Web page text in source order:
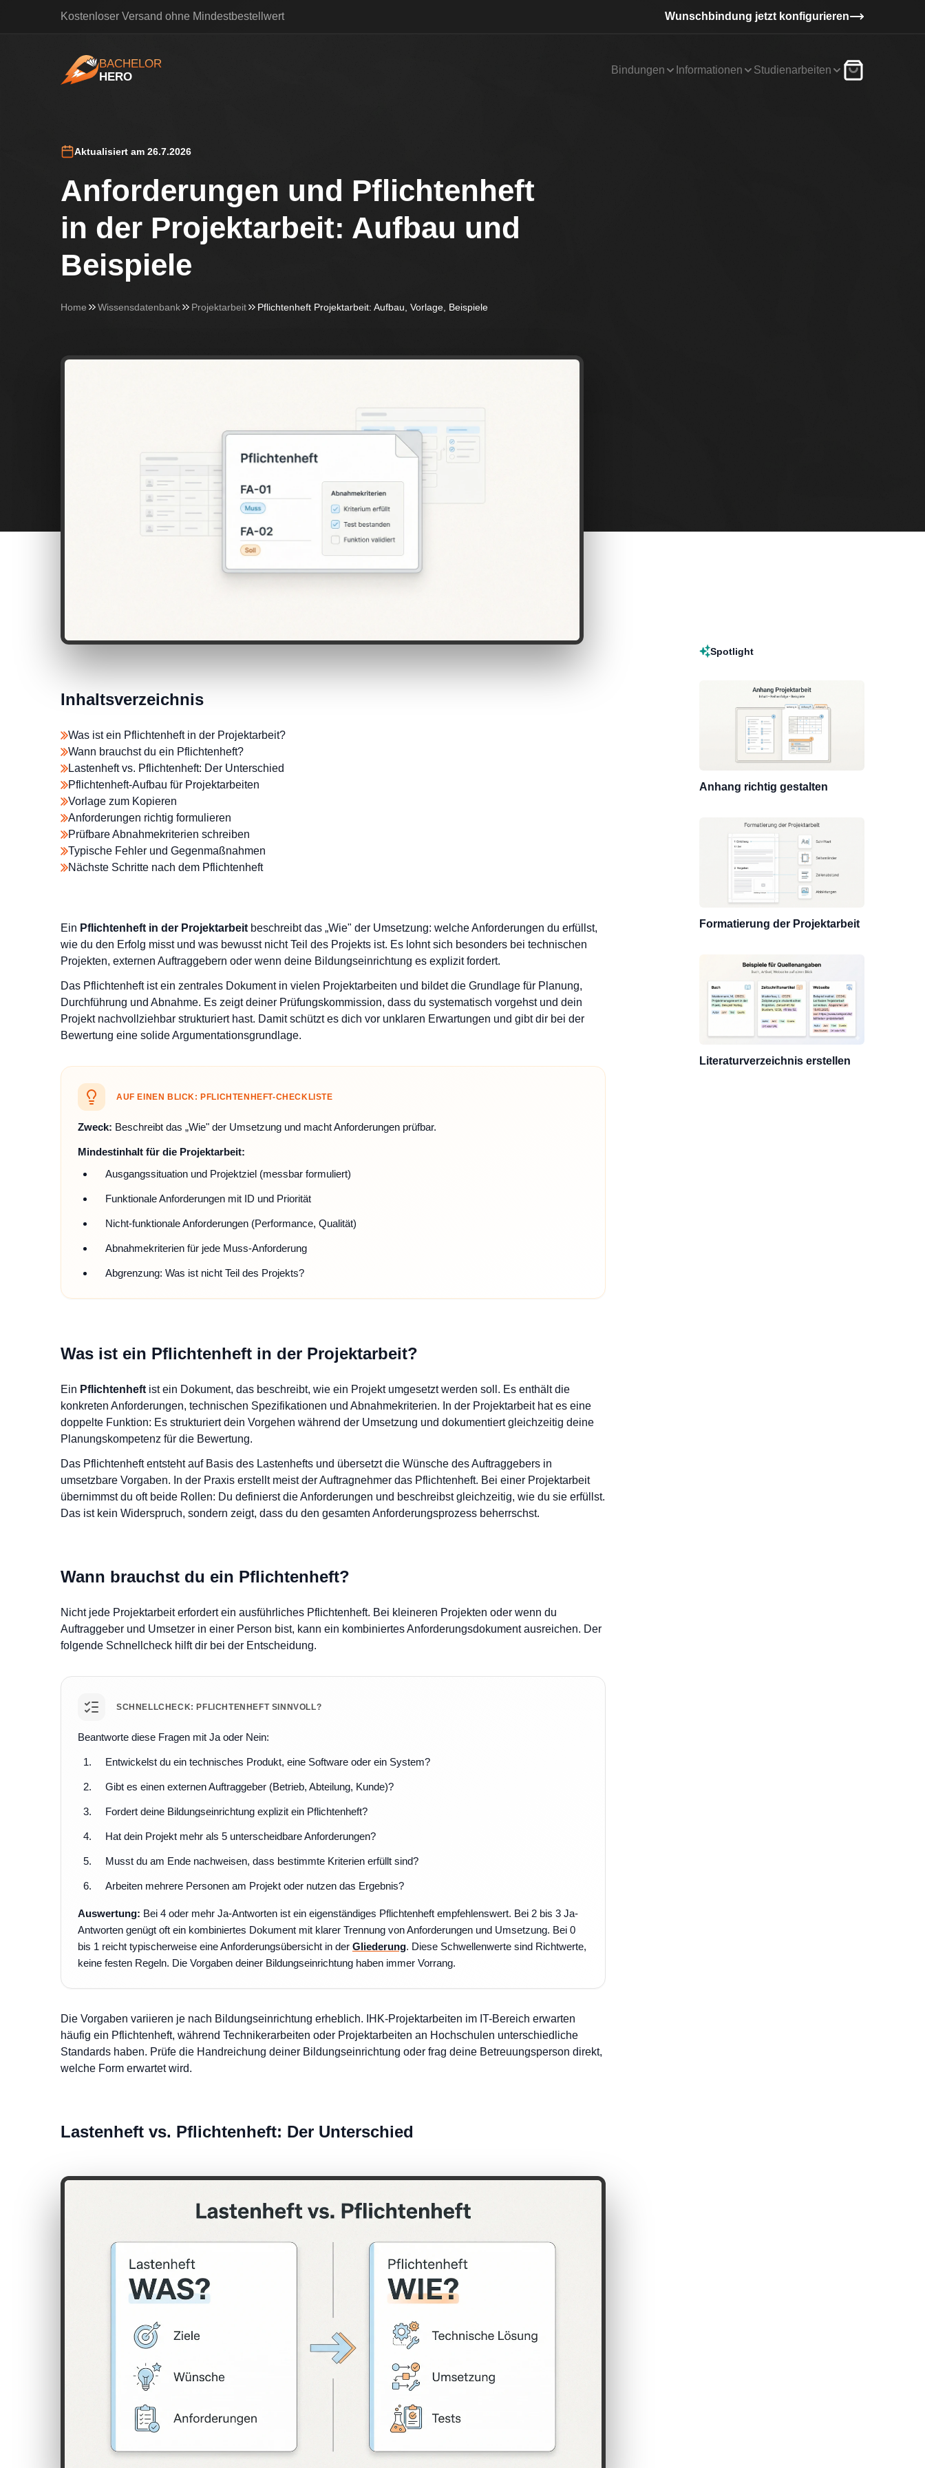
Kostenloser Versand ohne Mindestbestellwert Wunschbindung jetzt konfigurieren
BachelorHero
BACHELOR
HERO
Bindungen Informationen Studienarbeiten
Aktualisiert am 26.7.2026
Anforderungen und Pflichtenheft
in der Projektarbeit: Aufbau und
Beispiele
Home Wissensdatenbank Projektarbeit Pflichtenheft Projektarbeit: Aufbau, Vorlage, Beispiele
Inhaltsverzeichnis
Was ist ein Pflichtenheft in der Projektarbeit?
Wann brauchst du ein Pflichtenheft?
Lastenheft vs. Pflichtenheft: Der Unterschied
Pflichtenheft-Aufbau für Projektarbeiten
Vorlage zum Kopieren
Anforderungen richtig formulieren
Prüfbare Abnahmekriterien schreiben
Typische Fehler und Gegenmaßnahmen
Nächste Schritte nach dem Pflichtenheft
Ein Pflichtenheft in der Projektarbeit beschreibt das „Wie" der Umsetzung: welche Anforderungen du erfüllst,
wie du den Erfolg misst und was bewusst nicht Teil des Projekts ist. Es lohnt sich besonders bei technischen
Projekten, externen Auftraggebern oder wenn deine Bildungseinrichtung es explizit fordert.
Das Pflichtenheft ist ein zentrales Dokument in vielen Projektarbeiten und bildet die Grundlage für Planung,
Durchführung und Abnahme. Es zeigt deiner Prüfungskommission, dass du systematisch vorgehst und dein
Projekt nachvollziehbar strukturiert hast. Damit schützt es dich vor unklaren Erwartungen und gibt dir bei der
Bewertung eine solide Argumentationsgrundlage.
AUF EINEN BLICK: PFLICHTENHEFT-CHECKLISTE
Zweck: Beschreibt das „Wie" der Umsetzung und macht Anforderungen prüfbar.
Mindestinhalt für die Projektarbeit:
Ausgangssituation und Projektziel (messbar formuliert)
Funktionale Anforderungen mit ID und Priorität
Nicht-funktionale Anforderungen (Performance, Qualität)
Abnahmekriterien für jede Muss-Anforderung
Abgrenzung: Was ist nicht Teil des Projekts?
Was ist ein Pflichtenheft in der Projektarbeit?
Ein Pflichtenheft ist ein Dokument, das beschreibt, wie ein Projekt umgesetzt werden soll. Es enthält die
konkreten Anforderungen, technischen Spezifikationen und Abnahmekriterien. In der Projektarbeit hat es eine
doppelte Funktion: Es strukturiert dein Vorgehen während der Umsetzung und dokumentiert gleichzeitig deine
Planungskompetenz für die Bewertung.
Das Pflichtenheft entsteht auf Basis des Lastenhefts und übersetzt die Wünsche des Auftraggebers in
umsetzbare Vorgaben. In der Praxis erstellt meist der Auftragnehmer das Pflichtenheft. Bei einer Projektarbeit
übernimmst du oft beide Rollen: Du definierst die Anforderungen und beschreibst gleichzeitig, wie du sie erfüllst.
Das ist kein Widerspruch, sondern zeigt, dass du den gesamten Anforderungsprozess beherrschst.
Wann brauchst du ein Pflichtenheft?
Nicht jede Projektarbeit erfordert ein ausführliches Pflichtenheft. Bei kleineren Projekten oder wenn du
Auftraggeber und Umsetzer in einer Person bist, kann ein kombiniertes Anforderungsdokument ausreichen. Der
folgende Schnellcheck hilft dir bei der Entscheidung.
SCHNELLCHECK: PFLICHTENHEFT SINNVOLL?
Beantworte diese Fragen mit Ja oder Nein:
Entwickelst du ein technisches Produkt, eine Software oder ein System?
Gibt es einen externen Auftraggeber (Betrieb, Abteilung, Kunde)?
Fordert deine Bildungseinrichtung explizit ein Pflichtenheft?
Hat dein Projekt mehr als 5 unterscheidbare Anforderungen?
Musst du am Ende nachweisen, dass bestimmte Kriterien erfüllt sind?
Arbeiten mehrere Personen am Projekt oder nutzen das Ergebnis?
Auswertung: Bei 4 oder mehr Ja-Antworten ist ein eigenständiges Pflichtenheft empfehlenswert. Bei 2 bis 3 Ja-
Antworten genügt oft ein kombiniertes Dokument mit klarer Trennung von Anforderungen und Umsetzung. Bei 0
bis 1 reicht typischerweise eine Anforderungsübersicht in der Gliederung. Diese Schwellenwerte sind Richtwerte,
keine festen Regeln. Die Vorgaben deiner Bildungseinrichtung haben immer Vorrang.
Die Vorgaben variieren je nach Bildungseinrichtung erheblich. IHK-Projektarbeiten im IT-Bereich erwarten
häufig ein Pflichtenheft, während Technikerarbeiten oder Projektarbeiten an Hochschulen unterschiedliche
Standards haben. Prüfe die Handreichung deiner Bildungseinrichtung oder frag deine Betreuungsperson direkt,
welche Form erwartet wird.
Lastenheft vs. Pflichtenheft: Der Unterschied
Spotlight
Anhang richtig gestalten
Formatierung der Projektarbeit
Literaturverzeichnis erstellen